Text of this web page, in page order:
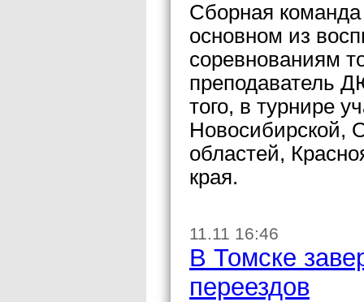
Сборная
основном из
соревнованиям
преподаватель
того, в турнире
Новосибирской,
областей,
края.
11.11 16:46
В Томске
переездов